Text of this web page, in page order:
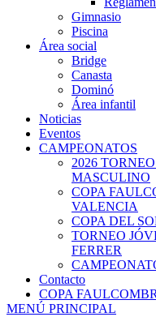
Gimnasio
Piscina
Área social
Bridge
Canasta
Dominó
Área infantil
Noticias
Eventos
CAMPEONATOS
2026
MASCULINO
COPA
VALENCIA
COPA DEL
TORNEO
FERRER
Contacto
COPA
MENÚ PRINCIPAL